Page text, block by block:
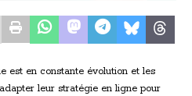
est en constante évolution et les
leur stratégie en ligne pour